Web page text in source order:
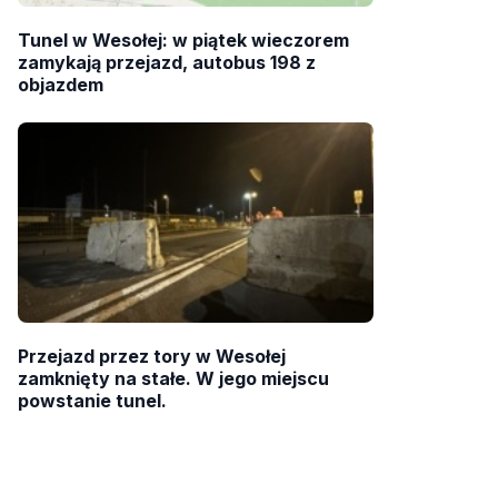
Tunel w Wesołej: w piątek wieczorem
zamykają przejazd, autobus 198 z
objazdem
Przejazd przez tory w Wesołej
zamknięty na stałe. W jego miejscu
powstanie tunel.